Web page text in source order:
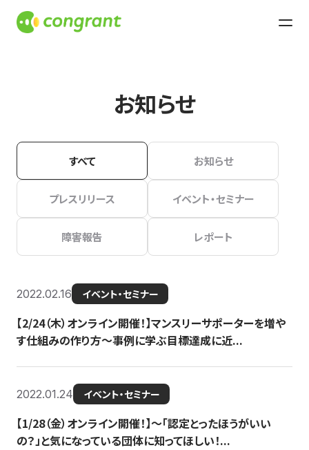
お知らせ
すべて お知らせ
プレスリリース イベント・セミナー
障害報告 レポート
2022.02.16 イベント・セミナー
【2/24（木）オンライン開催！】マンスリーサポーターを増や
す仕組みの作り方〜事例に学ぶ目標達成に近...
2022.01.24 イベント・セミナー
【1/28（金）オンライン開催！】〜「認定とったほうがいい
の？」と気になっている団体に知ってほしい！...